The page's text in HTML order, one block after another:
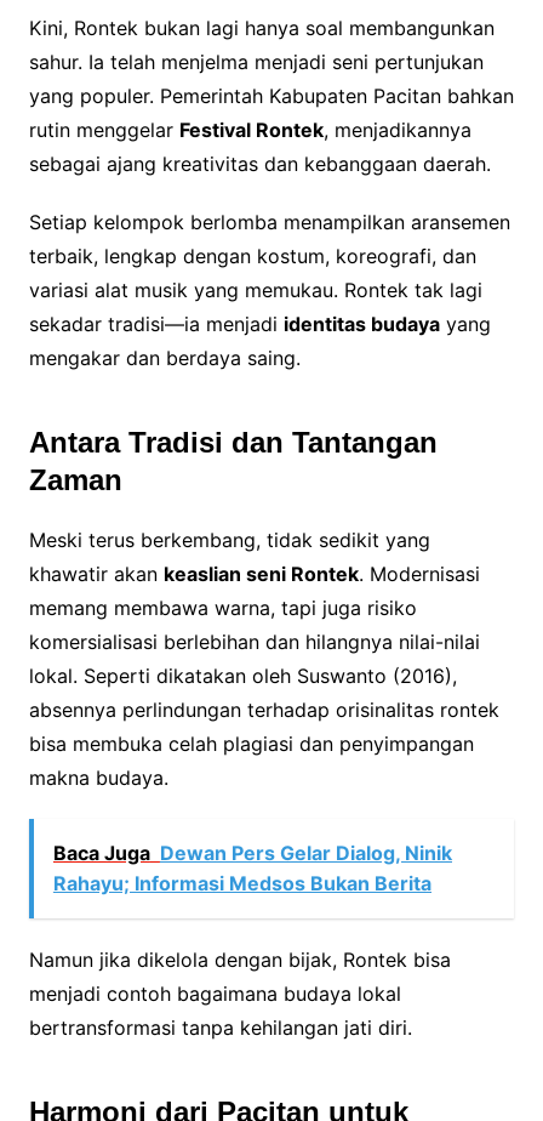
Kini, Rontek bukan lagi hanya soal membangunkan
sahur. Ia telah menjelma menjadi seni pertunjukan
yang populer. Pemerintah Kabupaten Pacitan bahkan
rutin menggelar Festival Rontek, menjadikannya
sebagai ajang kreativitas dan kebanggaan daerah.
Setiap kelompok berlomba menampilkan aransemen
terbaik, lengkap dengan kostum, koreografi, dan
variasi alat musik yang memukau. Rontek tak lagi
sekadar tradisi—ia menjadi identitas budayayang
mengakar dan berdaya saing.
Antara Tradisi dan Tantangan
Zaman
Meski terus berkembang, tidak sedikit yang
khawatir akan keaslian seni Rontek. Modernisasi
memang membawa warna, tapi juga risiko
komersialisasi berlebihan dan hilangnya nilai-nilai
lokal. Seperti dikatakan oleh Suswanto (2016),
absennya perlindungan terhadap orisinalitas rontek
bisa membuka celah plagiasi dan penyimpangan
makna budaya.
Baca Juga Dewan Pers Gelar Dialog, Ninik
Rahayu; Informasi Medsos Bukan Berita
Namun jika dikelola dengan bijak, Rontek bisa
menjadi contoh bagaimana budaya lokal
bertransformasi tanpa kehilangan jati diri.
Harmoni dari Pacitan untuk